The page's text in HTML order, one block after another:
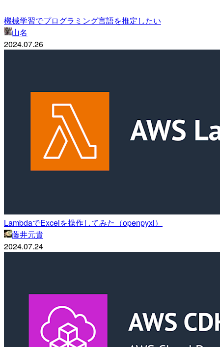
機械学習でプログラミング言語を推定したい
山名
2024.07.26
LambdaでExcelを操作してみた（openpyxl）
藤井元貴
2024.07.24